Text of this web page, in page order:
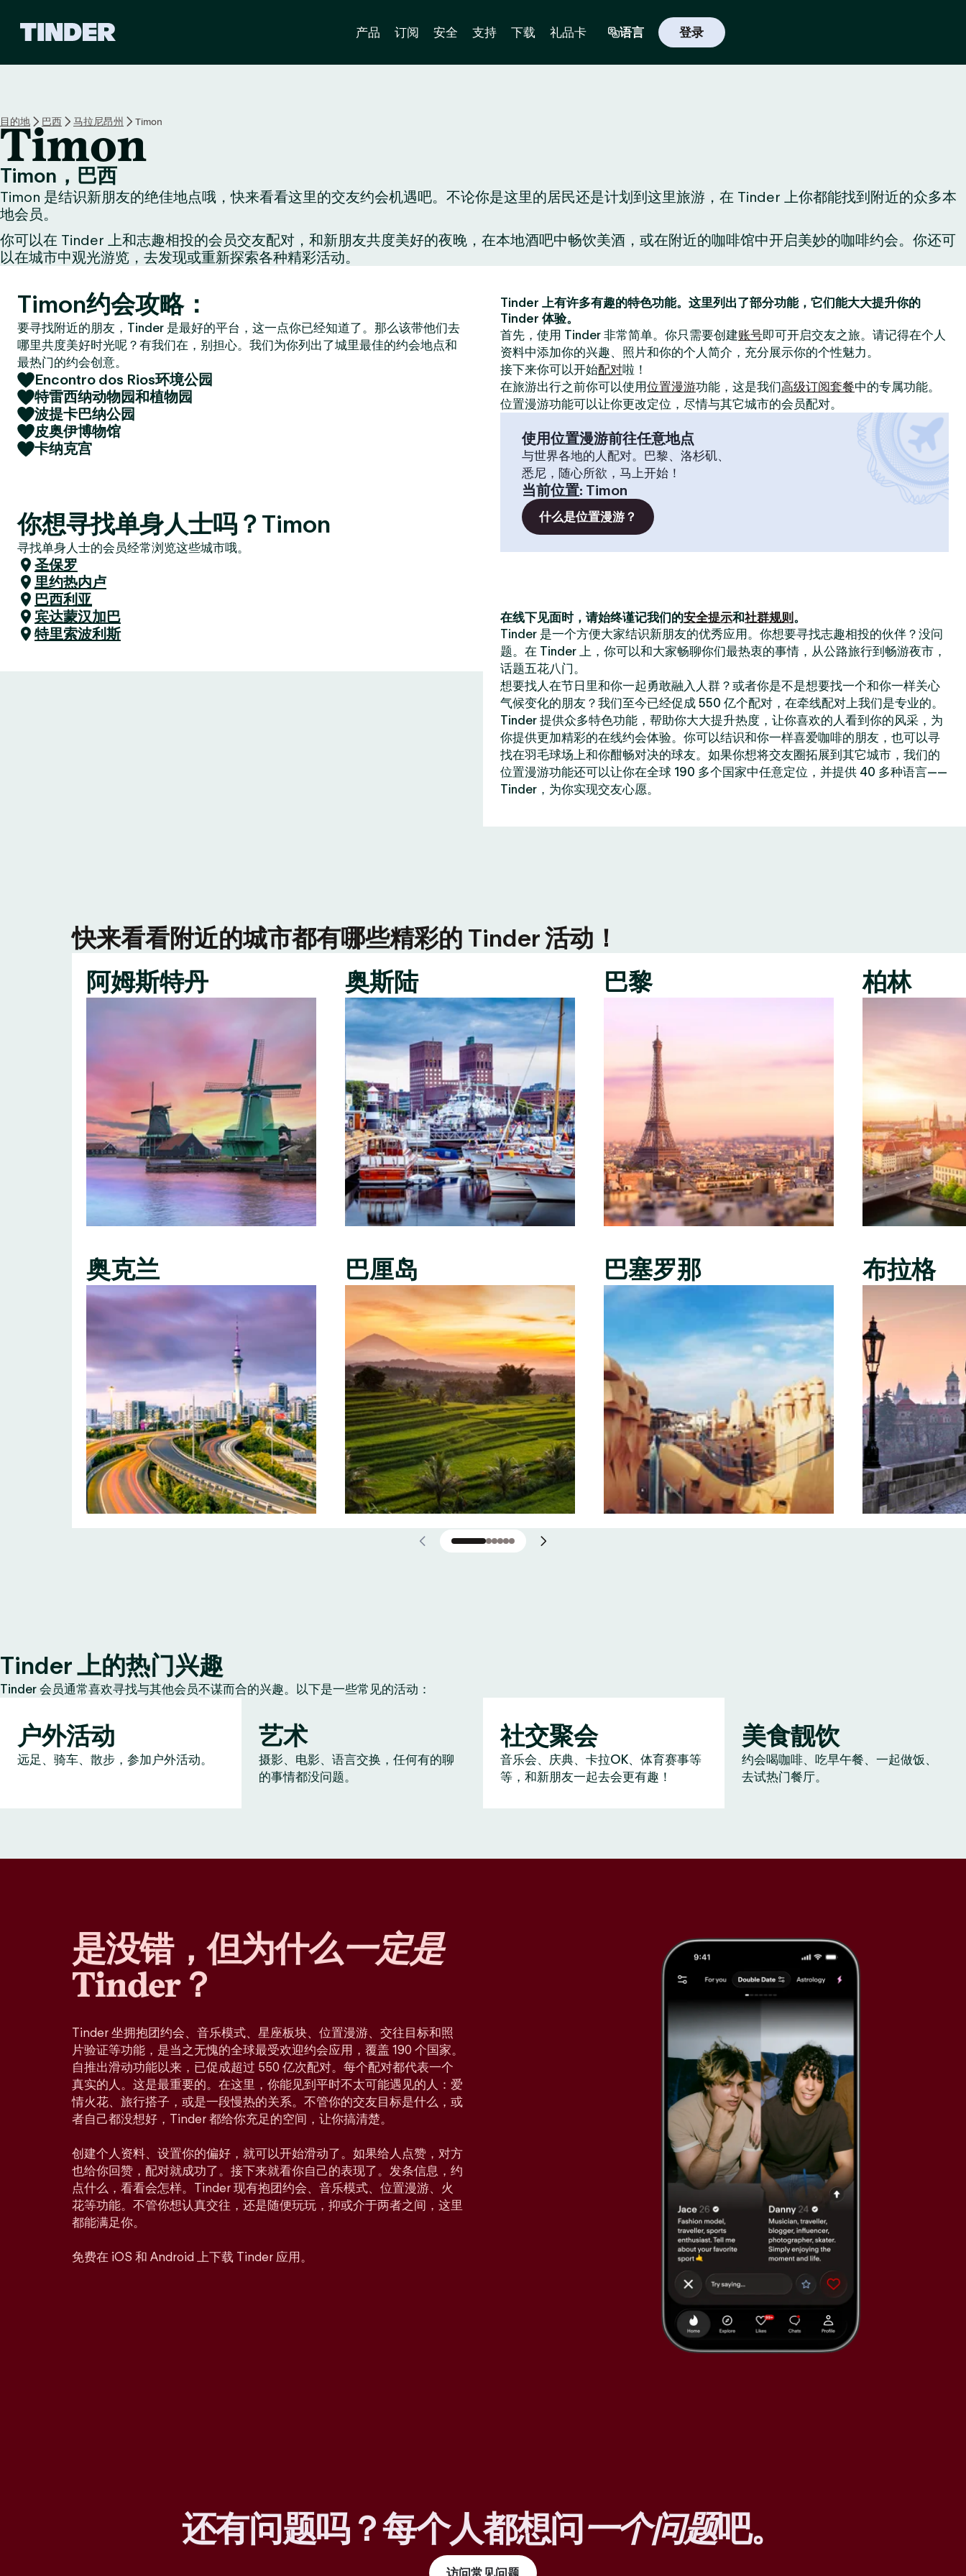
首
页
产品 订阅 安全 支持 下载 礼品卡 语言 登录
目的地 巴西 马拉尼昂州 Timon
Timon
Timon，巴西
Timon 是结识新朋友的绝佳地点哦，快来看看这里的交友约会机遇吧。不论你是这里的居民还是计划到这里旅游，在 Tinder 上你都能找到附近的众多本
地会员。
你可以在 Tinder 上和志趣相投的会员交友配对，和新朋友共度美好的夜晚，在本地酒吧中畅饮美酒，或在附近的咖啡馆中开启美妙的咖啡约会。你还可
以在城市中观光游览，去发现或重新探索各种精彩活动。
Timon约会攻略：
要寻找附近的朋友，Tinder 是最好的平台，这一点你已经知道了。那么该带他们去
哪里共度美好时光呢？有我们在，别担心。我们为你列出了城里最佳的约会地点和
最热门的约会创意。
Encontro dos Rios环境公园
特雷西纳动物园和植物园
波提卡巴纳公园
皮奥伊博物馆
卡纳克宫
你想寻找单身人士吗？Timon
寻找单身人士的会员经常浏览这些城市哦。
圣保罗
里约热内卢
巴西利亚
宾达蒙汉加巴
特里索波利斯
Tinder 上有许多有趣的特色功能。这里列出了部分功能，它们能大大提升你的
Tinder 体验。
首先，使用 Tinder 非常简单。你只需要创建账号即可开启交友之旅。请记得在个人
资料中添加你的兴趣、照片和你的个人简介，充分展示你的个性魅力。
接下来你可以开始配对啦！
在旅游出行之前你可以使用位置漫游功能，这是我们高级订阅套餐中的专属功能。
位置漫游功能可以让你更改定位，尽情与其它城市的会员配对。
使用位置漫游前往任意地点
与世界各地的人配对。巴黎、洛杉矶、
悉尼，随心所欲，马上开始！
当前位置: Timon
什么是位置漫游？
在线下见面时，请始终谨记我们的安全提示和社群规则 。
Tinder 是一个方便大家结识新朋友的优秀应用。你想要寻找志趣相投的伙伴？没问
题。在 Tinder 上，你可以和大家畅聊你们最热衷的事情，从公路旅行到畅游夜市，
话题五花八门。
想要找人在节日里和你一起勇敢融入人群？或者你是不是想要找一个和你一样关心
气候变化的朋友？我们至今已经促成 550 亿个配对，在牵线配对上我们是专业的。
Tinder 提供众多特色功能，帮助你大大提升热度，让你喜欢的人看到你的风采，为
你提供更加精彩的在线约会体验。你可以结识和你一样喜爱咖啡的朋友，也可以寻
找在羽毛球场上和你酣畅对决的球友。如果你想将交友圈拓展到其它城市，我们的
位置漫游功能还可以让你在全球 190 多个国家中任意定位，并提供 40 多种语言——
Tinder，为你实现交友心愿。
快来看看附近的城市都有哪些精彩的 Tinder 活动！
阿姆斯特丹
奥克兰
奥斯陆
巴厘岛
巴黎
巴塞罗那
柏林
布拉格
Tinder 上的热门兴趣
Tinder 会员通常喜欢寻找与其他会员不谋而合的兴趣。以下是一些常见的活动：
户外活动
远足、骑车、散步，参加户外活动。
艺术
摄影、电影、语言交换，任何有的聊
的事情都没问题。
社交聚会
音乐会、庆典、卡拉OK、体育赛事等
等，和新朋友一起去会更有趣！
美食靓饮
约会喝咖啡、吃早午餐、一起做饭、
去试热门餐厅。
是没错，但为什么一定是
Tinder？
Tinder 坐拥抱团约会、音乐模式、星座板块、位置漫游、交往目标和照
片验证等功能，是当之无愧的全球最受欢迎约会应用，覆盖 190 个国家。
自推出滑动功能以来，已促成超过 550 亿次配对。每个配对都代表一个
真实的人。这是最重要的。在这里，你能见到平时不太可能遇见的人：爱
情火花、旅行搭子，或是一段慢热的关系。不管你的交友目标是什么，或
者自己都没想好，Tinder 都给你充足的空间，让你搞清楚。
创建个人资料、设置你的偏好，就可以开始滑动了。如果给人点赞，对方
也给你回赞，配对就成功了。接下来就看你自己的表现了。发条信息，约
点什么，看看会怎样。Tinder 现有抱团约会、音乐模式、位置漫游、火
花等功能。不管你想认真交往，还是随便玩玩，抑或介于两者之间，这里
都能满足你。
免费在 iOS 和 Android 上下载 Tinder 应用。
还有问题吗？每个人都想问一个问题吧。
访问常见问题